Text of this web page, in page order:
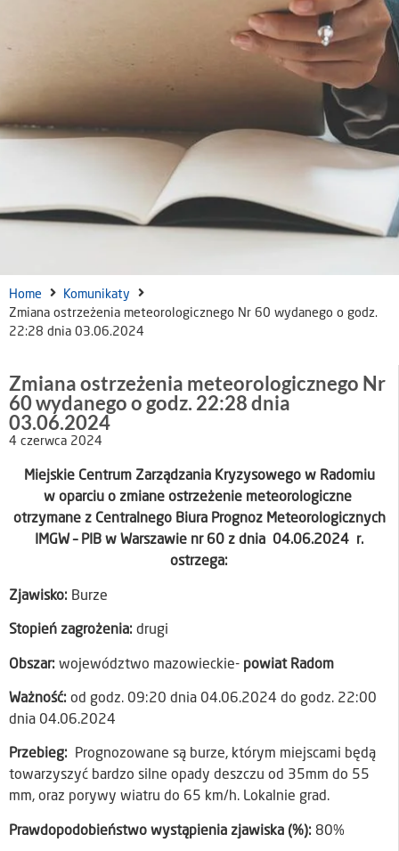
Home
Komunikaty
Zmiana ostrzeżenia meteorologicznego Nr 60 wydanego o godz.
22:28 dnia 03.06.2024
Zmiana ostrzeżenia meteorologicznego Nr
60 wydanego o godz. 22:28 dnia
03.06.2024
4 czerwca 2024
Miejskie Centrum Zarządzania Kryzysowego w Radomiu
w oparciu o zmiane ostrzeżenie meteorologiczne
otrzymane z Centralnego Biura Prognoz Meteorologicznych
IMGW – PIB w Warszawie nr 60 z dnia 04.06.2024 r.
ostrzega:
Zjawisko: Burze
Stopień zagrożenia: drugi
Obszar: województwo mazowieckie- powiat Radom
Ważność: od godz. 09:20 dnia 04.06.2024 do godz. 22:00
dnia 04.06.2024
Przebieg: Prognozowane są burze, którym miejscami będą
towarzyszyć bardzo silne opady deszczu od 35mm do 55
mm, oraz porywy wiatru do 65 km/h. Lokalnie grad.
Prawdopodobieństwo wystąpienia zjawiska (%): 80%